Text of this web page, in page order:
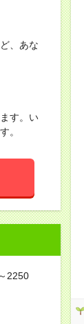
、あな
す。い
。
2250